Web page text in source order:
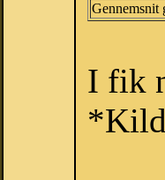
Gennemsnit
I fik